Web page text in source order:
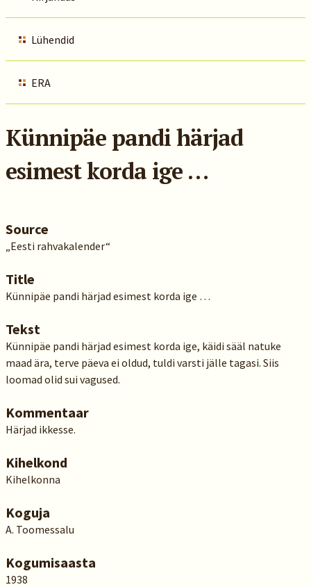
Lühendid
ERA
Künnipäe pandi härjad
esimest korda ige …
Source
„Eesti rahvakalender“
Title
Künnipäe pandi härjad esimest korda ige …
Tekst
Künnipäe pandi härjad esimest korda ige, käidi sääl natuke
maad ära, terve päeva ei oldud, tuldi varsti jälle tagasi. Siis
loomad olid sui vagused.
Kommentaar
Härjad ikkesse.
Kihelkond
Kihelkonna
Koguja
A. Toomessalu
Kogumisaasta
1938